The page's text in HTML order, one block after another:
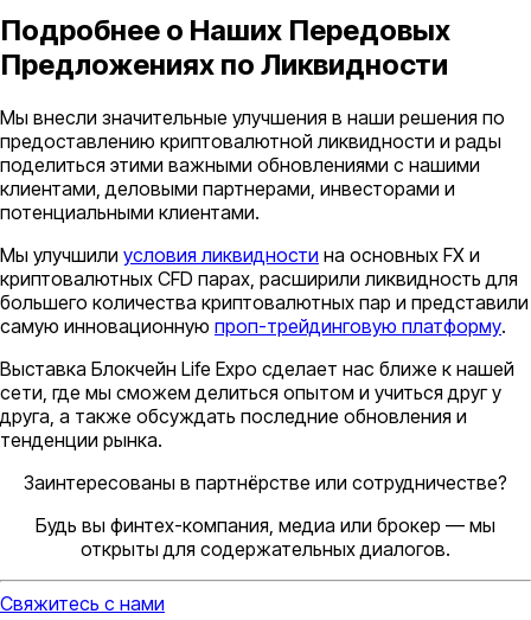
Подробнее о Наших Передовых
Предложениях по Ликвидности
Мы внесли значительные улучшения в наши решения по
предоставлению криптовалютной ликвидности и рады
поделиться этими важными обновлениями с нашими
клиентами, деловыми партнерами, инвесторами и
потенциальными клиентами.
Мы улучшили условия ликвидности на основных FX и
криптовалютных CFD парах, расширили ликвидность для
большего количества криптовалютных пар и представили
самую инновационную проп-трейдинговую платформу.
Выставка Блокчейн Life Expo сделает нас ближе к нашей
сети, где мы сможем делиться опытом и учиться друг у
друга, а также обсуждать последние обновления и
тенденции рынка.
Заинтересованы в партнёрстве или сотрудничестве?
Будь вы финтех-компания, медиа или брокер — мы
открыты для содержательных диалогов.
Свяжитесь с нами